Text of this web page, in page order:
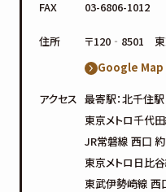
FAX 03-6806-1012
住所
〒120‐8501 東
Google Map
アクセス 最寄駅：北千住駅
東京メトロ千代
JR常磐線 西口
東京メトロ日比
東武伊勢崎線 西